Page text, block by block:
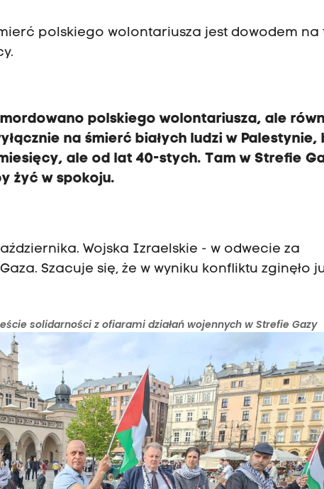
polskiego wolontariusza jest dowodem na
polskiego wolontariusza, ale
na śmierć białych ludzi w Palestynie,
ale od lat 40-stych. Tam w Strefie
żyć w spokoju.
Wojska Izraelskie - w odwecie za
Szacuje się, że w wyniku konfliktu zginęło
solidarności z ofiarami działań wojennych w Strefie Gazy